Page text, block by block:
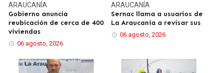
ARAUCANÍA
Gobierno anuncia
reubicación de cerca de 400
viviendas
06 agosto, 2026
ARAUCANÍA
Sernac llama a usuarios de
La Araucanía a revisar sus
06 agosto, 2026